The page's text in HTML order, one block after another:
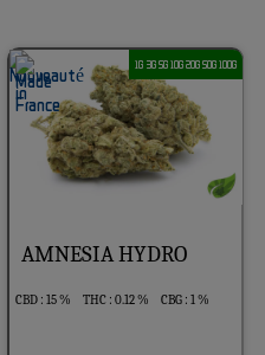
1G 3G 5G 10G 20G 50G 100G
AMNESIA HYDRO
CBD : 15 % THC : 0.12 % CBG : 1 %